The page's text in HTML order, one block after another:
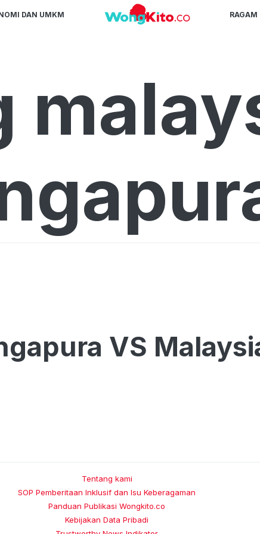
DAN UMKM RAGAM
VS
Tentang kami
SOP Pemberitaan Inklusif dan Isu Keberagaman
Panduan Publikasi Wongkito.co
Kebijakan Data Pribadi